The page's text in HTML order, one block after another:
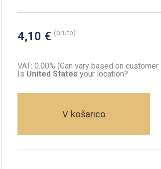
4,10 € (bruto)
VAT: 0.00% (Can vary based on customer
Is United States your location?
V košarico